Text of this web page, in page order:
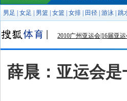
男足 女足 男篮 女篮 女排 田径 游泳 跳
2010广州亚运会|16届亚
薛晨：亚运会